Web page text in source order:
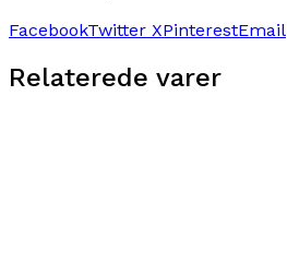
FacebookTwitter XPinterestEmail
Relaterede varer